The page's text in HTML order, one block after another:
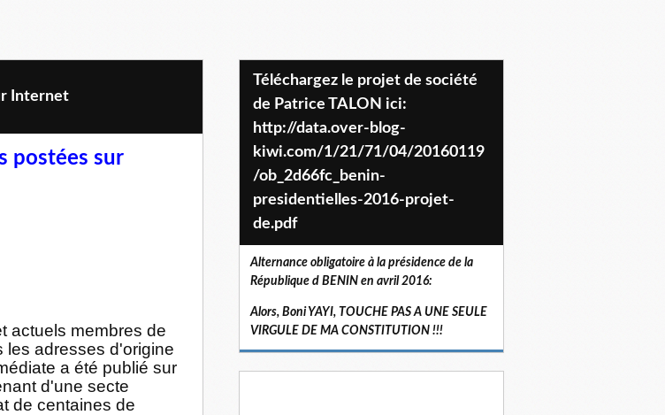
Internet
postées sur
actuels membres de
les adresses d'origine
a été publié sur
d'une secte
de centaines de
Téléchargez le projet de société
de Patrice TALON ici:
http://data.over-blog-
kiwi.com/1/21/71/04/20160119
/ob_2d66fc_benin-
presidentielles-2016-projet-
de.pdf
Alternance obligatoire à la présidence de la
République d BENIN en avril 2016:
Alors, Boni YAYI, TOUCHE PAS A UNE SEULE
VIRGULE DE MA CONSTITUTION !!!